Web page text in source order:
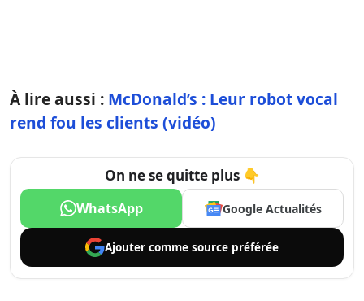
À lire aussi : McDonald’s : Leur robot vocal
rend fou les clients (vidéo)
On ne se quitte plus 👇
WhatsApp Google Actualités
Ajouter comme source préférée